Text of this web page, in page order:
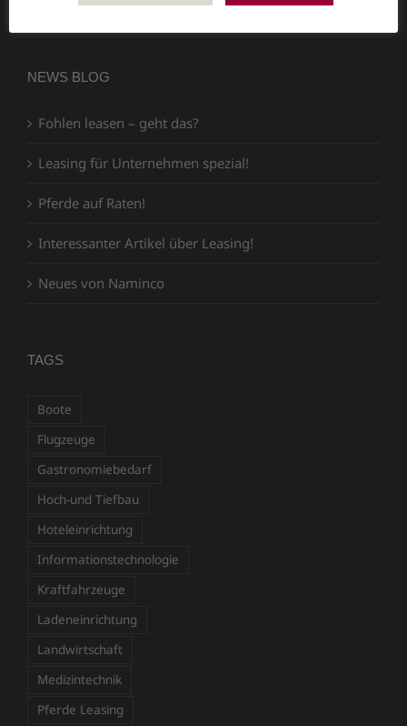
fast jedes gewünschte Leasingobjekt zu platzieren.
NEWS BLOG
Fohlen leasen – geht das?
Leasing für Unternehmen spezial!
Pferde auf Raten!
Interessanter Artikel über Leasing!
Neues von Naminco
TAGS
Boote
Flugzeuge
Gastronomiebedarf
Hoch-und Tiefbau
Hoteleinrichtung
Informationstechnologie
Kraftfahrzeuge
Ladeneinrichtung
Landwirtschaft
Medizintechnik
Pferde Leasing